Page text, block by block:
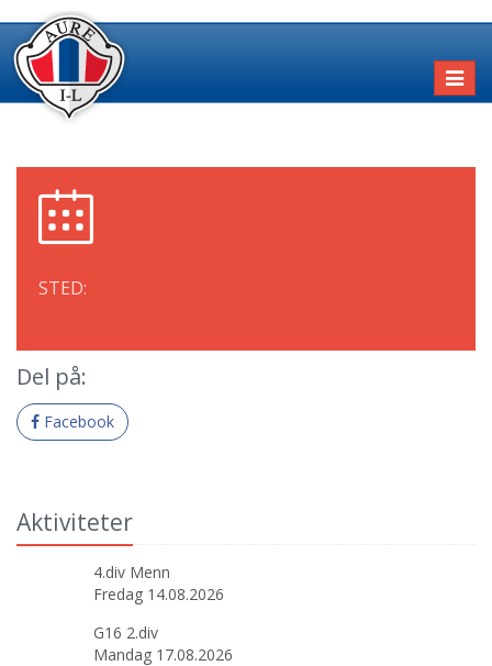
STED:
Del på:
Facebook
Aktiviteter
4.div Menn
Fredag 14.08.2026
G16 2.div
Mandag 17.08.2026